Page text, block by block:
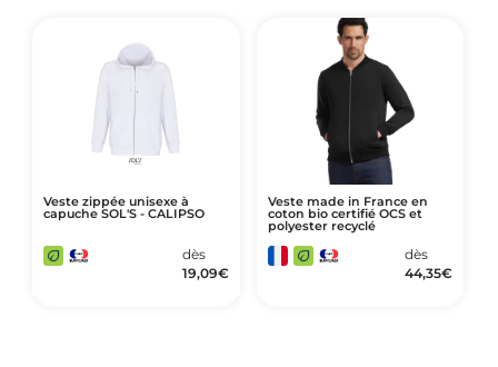
Veste zippée unisexe à
capuche SOL'S - CALIPSO
dès
19,09€
Veste made in France en
coton bio certifié OCS et
polyester recyclé
dès
44,35€